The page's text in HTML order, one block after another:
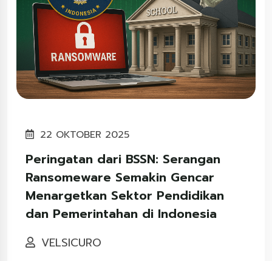
22 OKTOBER 2025
Peringatan dari BSSN: Serangan
Ransomeware Semakin Gencar
Menargetkan Sektor Pendidikan
dan Pemerintahan di Indonesia
VELSICURO